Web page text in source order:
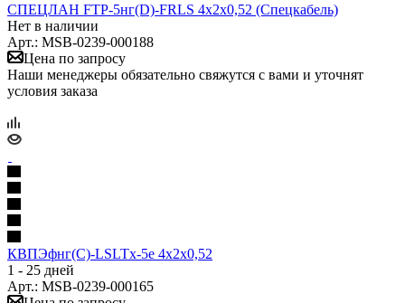
СПЕЦЛАН FTP-5нг(D)-FRLS 4х2х0,52 (Спецкабель)
Нет в наличии
Арт.: MSB-0239-000188
Цена по запросу
Наши менеджеры обязательно свяжутся с вами и уточнят
условия заказа
КВПЭфнг(С)-LSLTx-5е 4х2х0,52
1 - 25 дней
Арт.: MSB-0239-000165